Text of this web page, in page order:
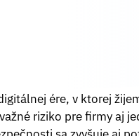
ére, v ktorej
riziko pre firmy aj